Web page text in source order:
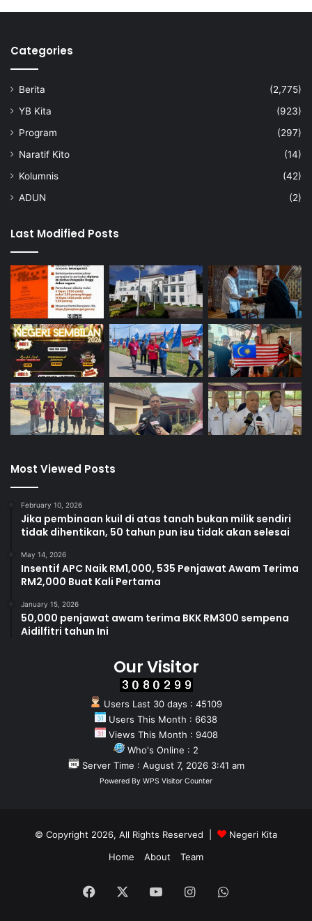
a
b
a
g
s
K
L
2
6
Categories
Berita
(2,775)
YB Kita
(923)
Program
(297)
Naratif Kito
(14)
Kolumnis
(42)
ADUN
(2)
Last Modified Posts
Most Viewed Posts
February 10, 2026
Jika pembinaan kuil di atas tanah bukan milik sendiri
tidak dihentikan, 50 tahun pun isu tidak akan selesai
May 14, 2026
Insentif APC Naik RM1,000, 535 Penjawat Awam Terima
RM2,000 Buat Kali Pertama
January 15, 2026
50,000 penjawat awam terima BKK RM300 sempena
Aidilfitri tahun Ini
Our Visitor
Users Last 30 days : 45109
Users This Month : 6638
Views This Month : 9408
Who's Online : 2
Server Time : August 7, 2026 3:41 am
Powered By WPS Visitor Counter
© Copyright 2026, All Rights Reserved |
Negeri Kita
Home
About Team
Facebook YouTubeInstagramWhatsApp